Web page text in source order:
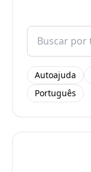
Search
for:
Autoajuda
Português